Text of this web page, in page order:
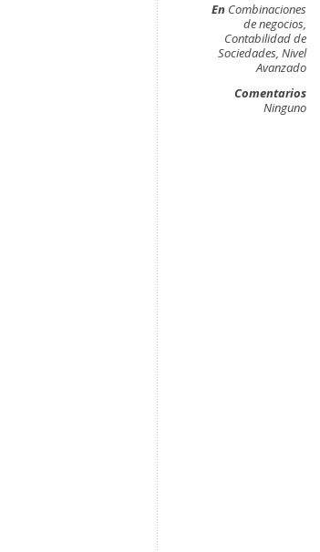
En Combinaciones
de negocios,
Contabilidad de
Sociedades, Nivel
Avanzado
Comentarios
Ninguno